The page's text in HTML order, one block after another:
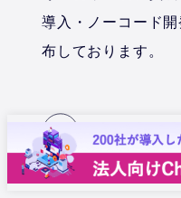
導入・ノーコード
布しております。
資料一覧